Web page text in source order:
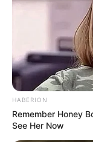
2. Aura
HABERION
Remember Honey
See Her Now